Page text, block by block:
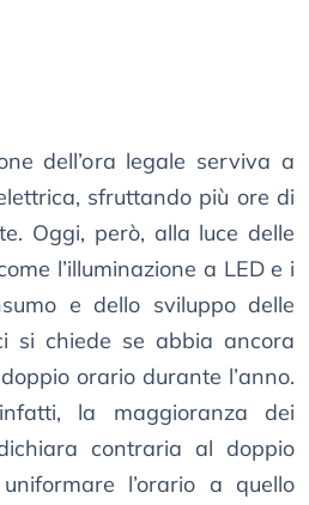
dell’ora legale serviva a
sfruttando più ore di
Oggi, però, alla luce delle
l’illuminazione a LED e i
e dello sviluppo delle
si chiede se abbia ancora
orario durante l’anno.
la maggioranza dei
contraria al doppio
l’orario a quello